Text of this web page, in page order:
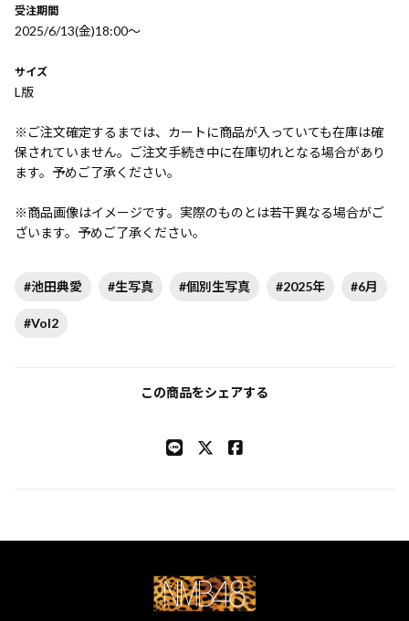
受注期間
2025/6/13(金)18:00〜
サイズ
L版
※ご注文確定するまでは、カートに商品が入っていても在庫は確
保されていません。ご注文手続き中に在庫切れとなる場合があり
ます。予めご了承ください。
※商品画像はイメージです。実際のものとは若干異なる場合がご
ざいます。予めご了承ください。
#池田典愛 #生写真 #個別生写真 #2025年 #6月
#Vol2
この商品をシェアする